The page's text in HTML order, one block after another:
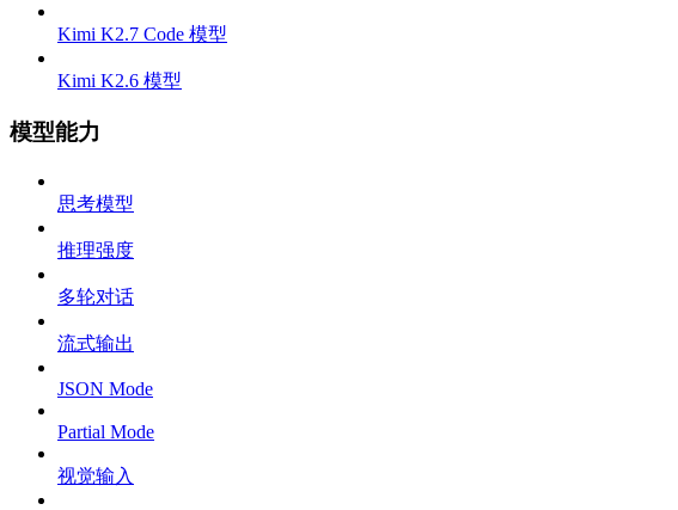
Kimi K2.7 Code 模型
Kimi K2.6 模型
模型能力
思考模型
推理强度
多轮对话
流式输出
JSON Mode
Partial Mode
视觉输入